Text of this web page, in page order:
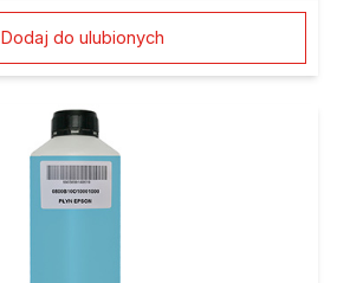
Dodaj do ulubionych